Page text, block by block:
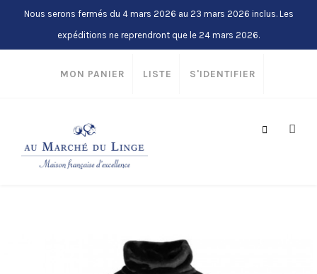
Nous serons fermés du 4 mars 2026 au 23 mars 2026 inclus. Les
expéditions ne reprendront que le 24 mars 2026.
MON PANIER LISTE S'IDENTIFIER